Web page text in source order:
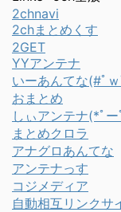
2chnavi
2chまとめくす
2GET
YYアンテナ
いーあんてな(#ﾟ
おまとめ
しぃアンテナ(*ﾟー
まとめクロラ
アナグロあんてな
アンテナっす
コジメディア
自動相互リンクサ